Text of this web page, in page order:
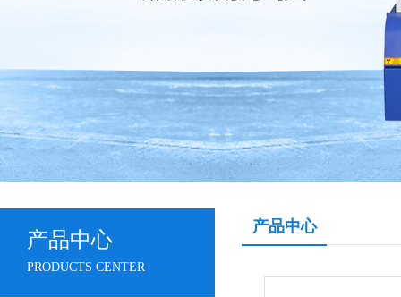
产品中心
PRODUCTS CENTER
产品中心